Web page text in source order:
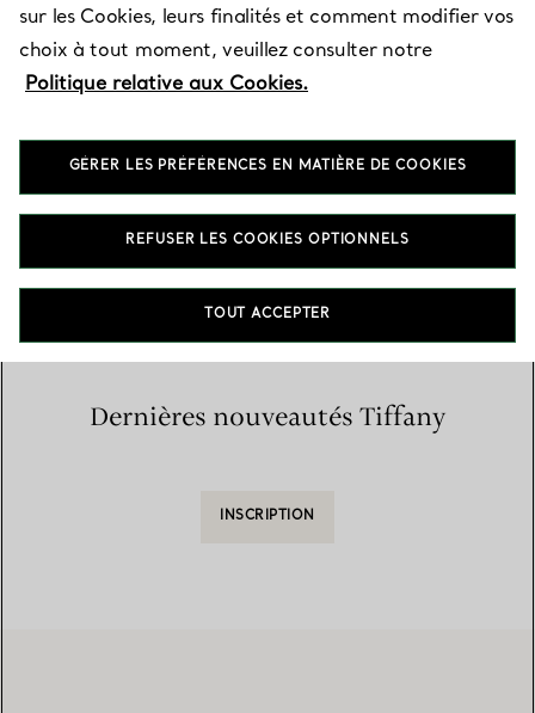
Accueil / Trouver une boutique /
Liste des boutiques
Dernières nouveautés Tiffany
INSCRIPTION
sur les Cookies, leurs finalités et comment modifier vos
choix à tout moment, veuillez consulter notre
Politique relative aux Cookies.
GÉRER LES PRÉFÉRENCES EN MATIÈRE DE COOKIES
REFUSER LES COOKIES OPTIONNELS
TOUT ACCEPTER